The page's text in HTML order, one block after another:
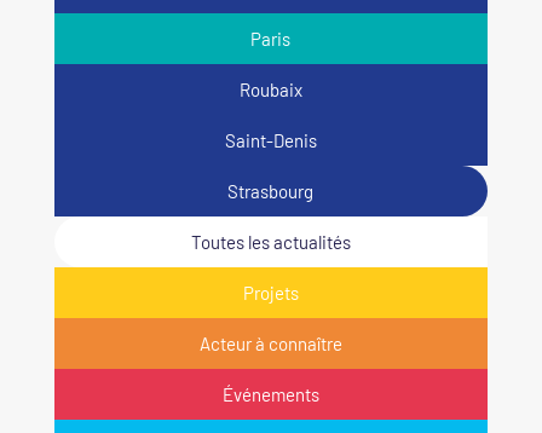
Paris
Roubaix
Saint-Denis
Strasbourg
Toutes les actualités
Projets
Acteur à connaître
Événements